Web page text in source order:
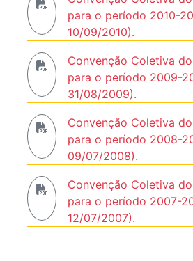
para o período 2010-
10/09/2010).
Convenção Coletiva
para o período 2009-
31/08/2009).
Convenção Coletiva
para o período 2008-
09/07/2008).
Convenção Coletiva
para o período 2007-
12/07/2007).